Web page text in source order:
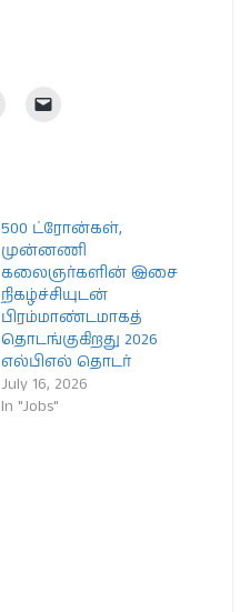
500 ட்ரோன்கள்,
முன்னணி
கலைஞர்களின் இசை
நிகழ்ச்சியுடன்
பிரம்மாண்டமாகத்
தொடங்குகிறது 2026
எல்பிஎல் தொடர்
July 16, 2026
In "Jobs"